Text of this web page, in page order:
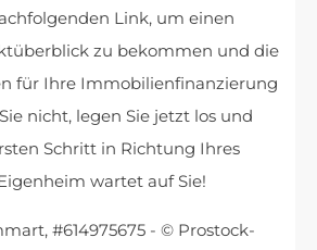
Link, um einen
zu bekommen und die
für Ihre Immobilienfinanzierung
nicht, legen Sie jetzt los und
Schritt in Richtung Ihres
wartet auf Sie!
#614975675 - © Prostock-